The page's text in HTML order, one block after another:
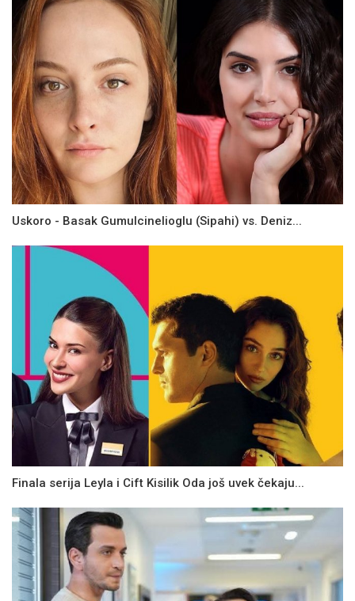
Uskoro - Basak Gumulcinelioglu (Sipahi) vs. Deniz...
Finala serija Leyla i Cift Kisilik Oda još uvek čekaju...